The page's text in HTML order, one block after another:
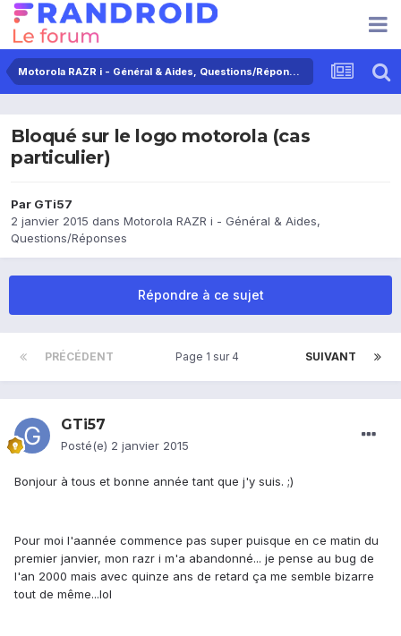
Motorola RAZR i - Général & Aides, Questions/Réponses
Bloqué sur le logo motorola (cas
particulier)
Par GTi57
2 janvier 2015 dans Motorola RAZR i - Général & Aides,
Questions/Réponses
Répondre à ce sujet
PRÉCÉDENT SUIVANT
Page 1 sur 4
GTi57
Posté(e) 2 janvier 2015
Bonjour à tous et bonne année tant que j'y suis. ;)
Pour moi l'aannée commence pas super puisque en ce matin du
premier janvier, mon razr i m'a abandonné... je pense au bug de
l'an 2000 mais avec quinze ans de retard ça me semble bizarre
tout de même...lol